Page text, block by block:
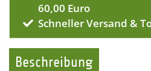
60,00 Euro
Schneller Versand &
Beschreibung